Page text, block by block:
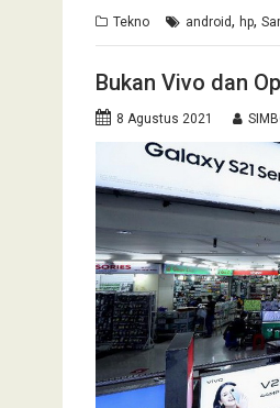
Tekno android, hp,
Bukan Vivo dan
8 Agustus 2021